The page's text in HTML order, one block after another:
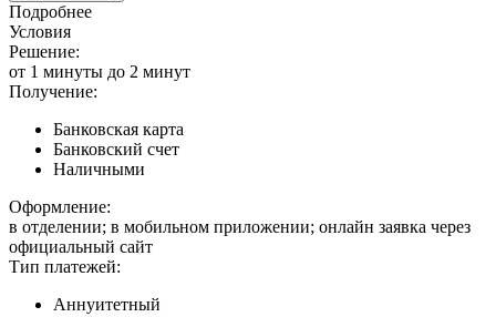
Подробнее
Условия
Решение:
от 1 минуты до 2 минут
Получение:
Банковская карта
Банковский счет
Наличными
Оформление:
в отделении; в мобильном приложении; онлайн заявка через
официальный сайт
Тип платежей:
Аннуитетный